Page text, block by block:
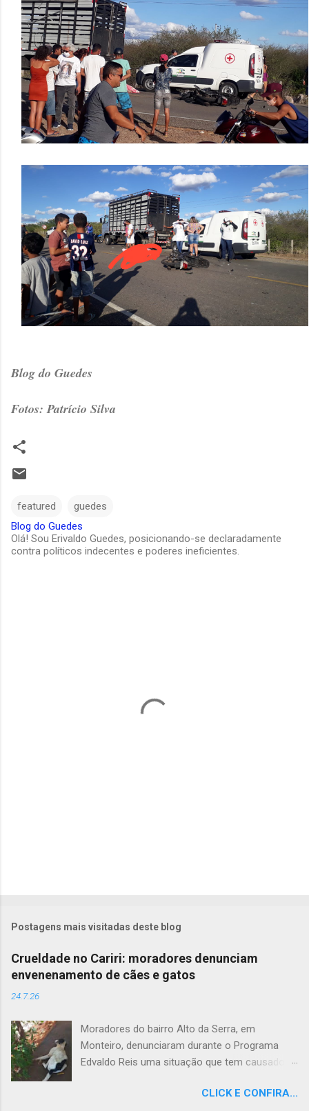
Blog do Guedes
Fotos: Patrício Silva
featured
guedes
Blog do Guedes
Olá! Sou Erivaldo Guedes, posicionando-se declaradamente
contra políticos indecentes e poderes ineficientes.
Postagens mais visitadas deste blog
Crueldade no Cariri: moradores denunciam
envenenamento de cães e gatos
24.7.26
Moradores do bairro Alto da Serra, em
Monteiro, denunciaram durante o Programa
Edvaldo Reis uma situação que tem causado
e gatos estariam sendo envenenados na
CLICK E CONFIRA...